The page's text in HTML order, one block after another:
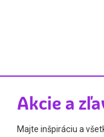
Akcie a
Majte inšpiráciu a